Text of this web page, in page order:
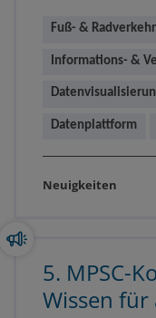
Fuß- & Radverkehr
Informations- &
Datenplattform
Neuigkeiten
5. MPSC-
Wissen